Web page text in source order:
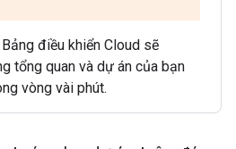
Bảng điều khiển Cloud sẽ
tổng quan và dự án của bạn
vòng vài phút.